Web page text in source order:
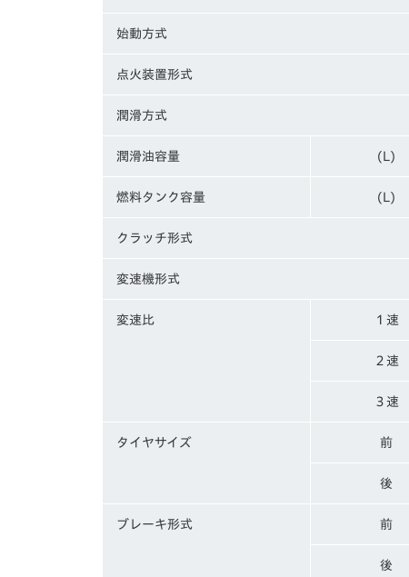
始動方式
点火装置形式
潤滑方式
潤滑油容量 (L)
燃料タンク容量 (L)
クラッチ形式
変速機形式
変速比 １速
２速
３速
タイヤサイズ 前
後
ブレーキ形式 前
後